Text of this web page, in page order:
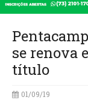
se renova
título
01/09/19